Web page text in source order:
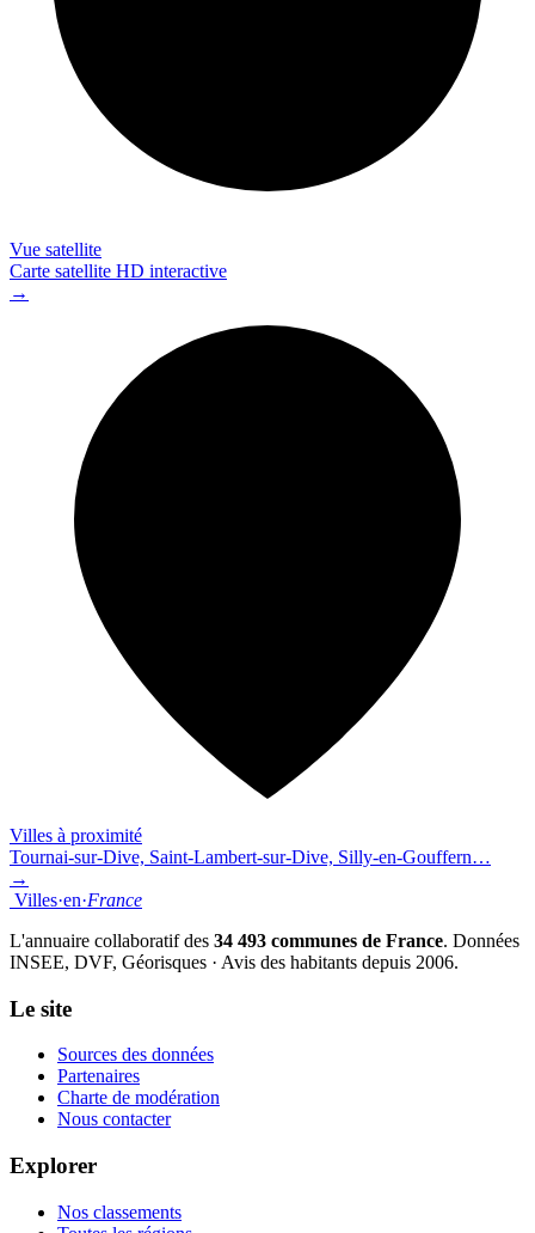
Vue satellite
Carte satellite HD interactive
→
Villes à proximité
Tournai-sur-Dive, Saint-Lambert-sur-Dive, Silly-en-Gouffern…
→
Villes·en·France
L'annuaire collaboratif des 34 493 communes de France. Données
INSEE, DVF, Géorisques · Avis des habitants depuis 2006.
Le site
Sources des données
Partenaires
Charte de modération
Nous contacter
Explorer
Nos classements